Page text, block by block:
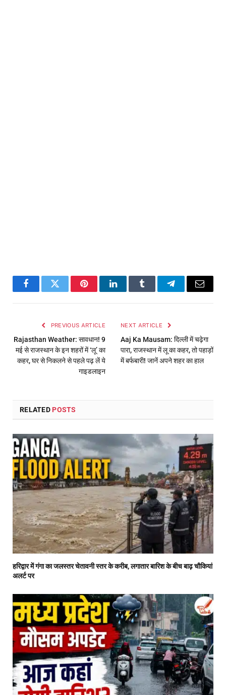
FacebookTwitter PinterestLinkedInTumblr TelegramEmail
PREVIOUS ARTICLE
Rajasthan Weather: सावधान! 9
मई से राजस्थान के इन शहरों में ‘लू’ का
कहर, घर से निकलने से पहले पढ़ लें ये
गाइडलाइन
NEXT ARTICLE
Aaj Ka Mausam: दिल्ली में चढ़ेगा
पारा, राजस्थान में लू का कहर, तो पहाड़ों
में बर्फबारी! जानें अपने शहर का हाल
RELATED POSTS
हरिद्वार में गंगा का जलस्तर चेतावनी स्तर के करीब, लगातार बारिश के बीच बाढ़ चौकियां
अलर्ट पर